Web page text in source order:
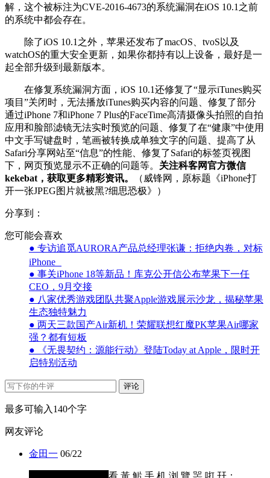
解，这个被标注为CVE-2016-4673的系统漏洞在iOS 10.1之前
的系统中都会存在。
除了iOS 10.1之外，苹果还发布了macOS、tvoS以及
watchOS的重大安全更新，如果你都持有以上设备，最好是一
起全部升级到最新版本。
在修复系统漏洞方面，iOS 10.1还修复了“显示iTunes购买
项目”关闭时，无法播放iTunes购买内容的问题、修复了部分
通过iPhone 7和iPhone 7 Plus的FaceTime高清摄像头拍照的自拍
应用和脸部滤镜无法实时预览的问题、修复了在“健康”中使用
中文手写键盘时，笔画被转换成单独文字的问题、提高了从
Safari分享网站至“信息”的性能、修复了Safari的标签页视图
下，网页预览显示不正确的问题等。 关注科客网官方微信
kekebat，获取更多精彩资讯。
（威锋网，原标题《iPhone打
开一张JPEG图片就被黑?细思恐极》）
分享到：
您可能会喜欢
● 专访追觅AURORA产品总经理张谦：拒绝内卷，对标
iPhone
● 事关iPhone 18等新品！库克公开信公布苹果下一任
CEO，9月交接
● 八家优秀游戏团队共聚Apple游戏展示沙龙，揭秘苹果
生态独特魅力
● 两天三款国产Air新机！荣耀联想红魔PK苹果Air哪家
强？都有短板
● 《无畏契约：源能行动》登陆Today at Apple，限时开
启特别活动
评论
最多可输入140个字
网友评论
金田一 06/22
████████████看 黃 魸 手 机 浏 覽 噐 咑 幵：